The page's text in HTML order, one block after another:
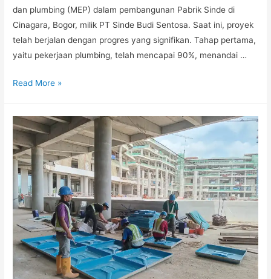
dan plumbing (MEP) dalam pembangunan Pabrik Sinde di
Cinagara, Bogor, milik PT Sinde Budi Sentosa. Saat ini, proyek
telah berjalan dengan progres yang signifikan. Tahap pertama,
yaitu pekerjaan plumbing, telah mencapai 90%, menandai …
Read More »